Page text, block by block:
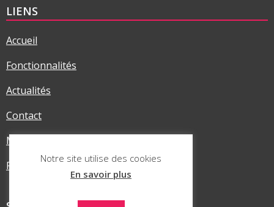
LIENS
Accueil
Fonctionnalités
Actualités
Contact
Mentions légales
Politique RGPD
Notre site utilise des cookies
En savoir plus